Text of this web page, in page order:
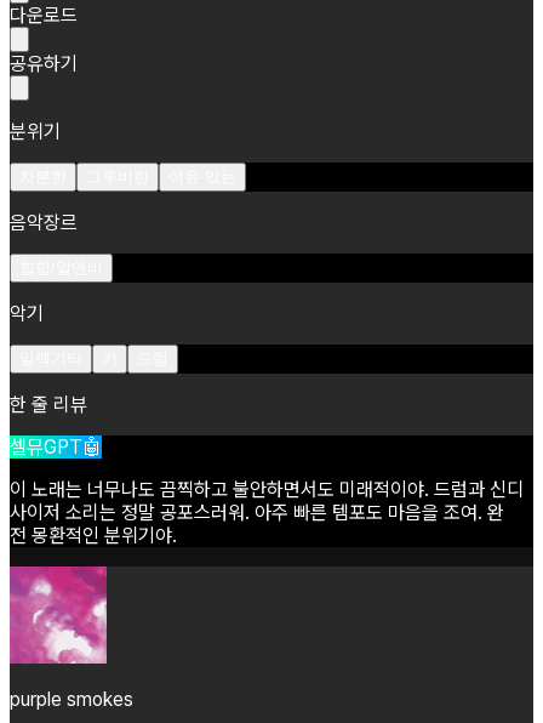
다운로드
공유하기
분위기
음악장르
악기
한 줄 리뷰
셀뮤GPT🤖
이 노래는 너무나도 끔찍하고 불안하면서도 미래적이야. 드럼과 신디
사이저 소리는 정말 공포스러워. 아주 빠른 템포도 마음을 조여. 완
전 몽환적인 분위기야.
purple smokes